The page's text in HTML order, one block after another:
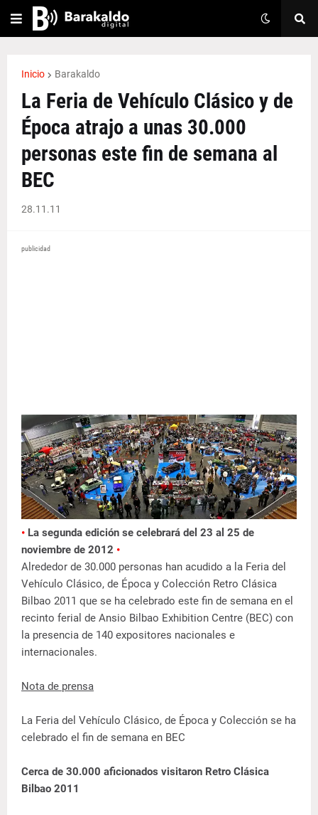
Inicio Barakaldo
La Feria de Vehículo Clásico y de
Época atrajo a unas 30.000
personas este fin de semana al
BEC
28.11.11
publicidad
• La segunda edición se celebrará del 23 al 25 de
noviembre de 2012 •
Alrededor de 30.000 personas han acudido a la Feria del
Vehículo Clásico, de Época y Colección Retro Clásica
Bilbao 2011 que se ha celebrado este fin de semana en el
recinto ferial de Ansio Bilbao Exhibition Centre (BEC) con
la presencia de 140 expositores nacionales e
internacionales.
Nota de prensa
La Feria del Vehículo Clásico, de Época y Colección se ha
celebrado el fin de semana en BEC
Cerca de 30.000 aficionados visitaron Retro Clásica
Bilbao 2011